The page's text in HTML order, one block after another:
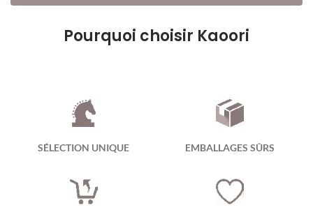
Pourquoi choisir Kaoori
SÉLECTION UNIQUE EMBALLAGES SÛRS